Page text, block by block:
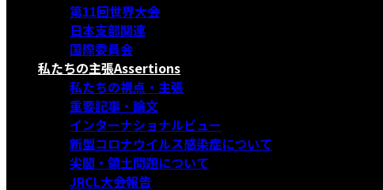
第11回世界大会
日本支部関連
国際委員会
私たちの主張Assertions
私たちの視点・主張
重要記事・論文
インターナショナルビュー
新型コロナウイルス感染症について
尖閣・領土問題について
JRCL大会報告